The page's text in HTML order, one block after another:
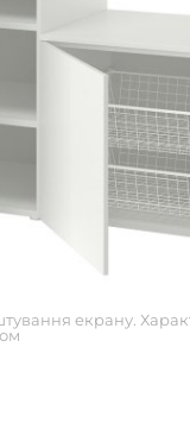
екрану.